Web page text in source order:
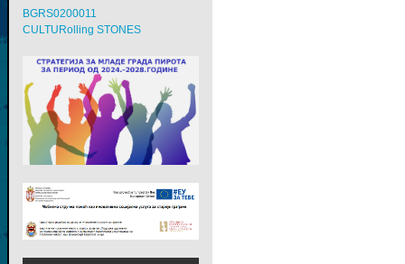
BGRS0200011
CULTURolling STONES